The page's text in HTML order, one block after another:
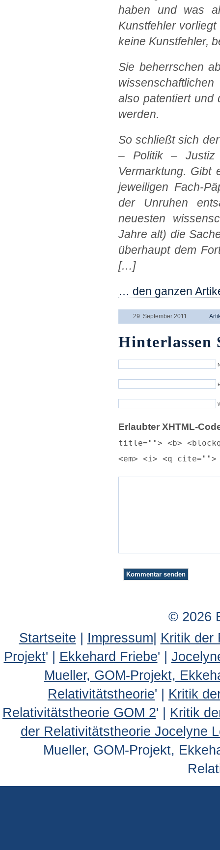
haben und was
Kunstfehler
keine Kunstfehler,
Sie beherrschen
also patentiert und
werden.
So schließt sich
– Politik – Justiz
Vermarktung. Gibt
jeweiligen Fach-
der Unruhen
neuesten
Jahre alt) die
überhaupt dem
[…]
… den ganzen
29. September 2011
Hinterlassen
Erlaubter XHTML-
title=""> <b>
<em> <i> <q
© 2026
Startseite | Impressum| Kritik der
Projekt' | Ekkehard Friebe' |
Mueller, GOM-Projekt,
Relativitätstheorie' | Kritik
Relativitätstheorie GOM 2' | Kritik
der Relativitätstheorie Jocelyne
Mueller, GOM-Projekt,